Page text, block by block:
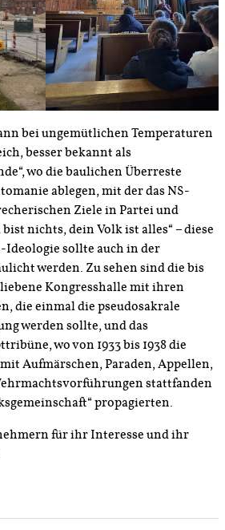
bei ungemütlichen Temperaturen
besser bekannt als
wo die baulichen Überreste
ablegen, mit der das NS-
Ziele in Partei und
nichts, dein Volk ist alles“ – diese
Ideologie sollte auch in der
werden. Zu sehen sind die bis
Kongresshalle mit ihren
die einmal die pseudosakrale
werden sollte, und das
wo von 1933 bis 1938 die
Aufmärschen, Paraden, Appellen,
stattfanden
propagierten.
für ihr Interesse und ihr